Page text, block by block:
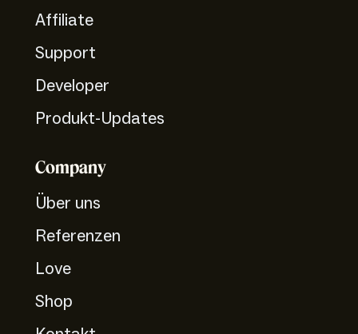
Affiliate
Support
Developer
Produkt-Updates
Company
Über uns
Referenzen
Love
Shop